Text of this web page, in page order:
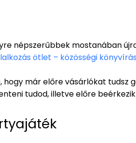
népszerűbbek mostanában
ötlet – közösségi könyvírás
hogy már előre vásárlókat tudsz
tudod, illetve előre beérkezik